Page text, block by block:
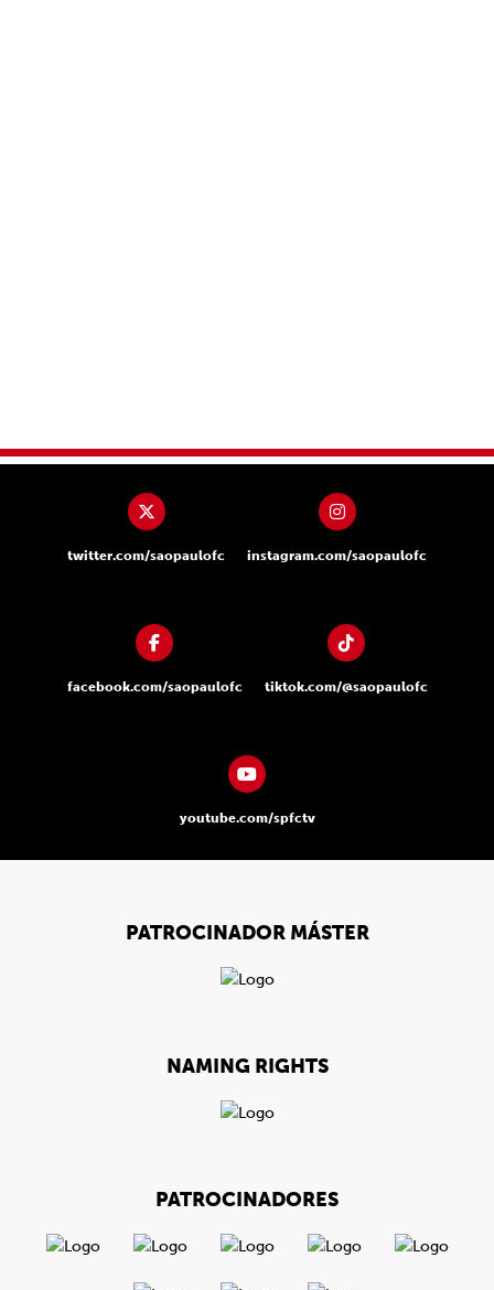
twitter.com/saopaulofc instagram.com/saopaulofc
facebook.com/saopaulofc tiktok.com/@saopaulofc
youtube.com/spfctv
PATROCINADOR MÁSTER
NAMING RIGHTS
PATROCINADORES